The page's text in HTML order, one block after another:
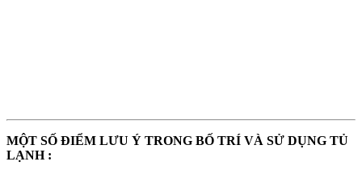
MỘT SỐ ĐIỂM LƯU Ý TRONG BỐ TRÍ VÀ SỬ DỤNG TỦ
LẠNH :